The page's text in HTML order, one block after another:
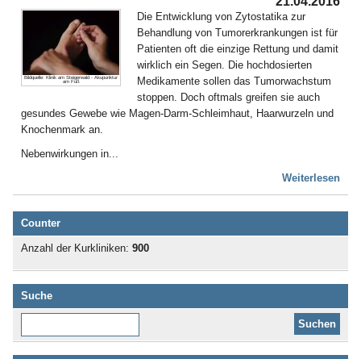
Bildquelle: Klinik am Steigerwald - Akupunktur
am Fuß
Die Entwicklung von Zytostatika zur
Behandlung von Tumorerkrankungen ist für
Patienten oft die einzige Rettung und damit
wirklich ein Segen. Die hochdosierten
Medikamente sollen das Tumorwachstum
stoppen. Doch oftmals greifen sie auch
gesundes Gewebe wie Magen-Darm-Schleimhaut, Haarwurzeln und
Knochenmark an.
Nebenwirkungen in...
Weiterlesen
Counter
Anzahl der Kurkliniken: 900
Suche